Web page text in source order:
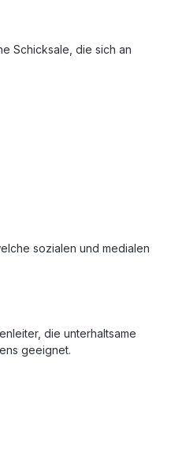
Schicksale, die sich an
sozialen und medialen
die unterhaltsame
geeignet.